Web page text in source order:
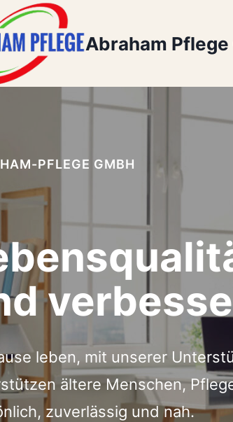
Abraham Pflege
PFLEGE GMBH
leben, mit unserer
ältere Menschen,
zuverlässig und nah.